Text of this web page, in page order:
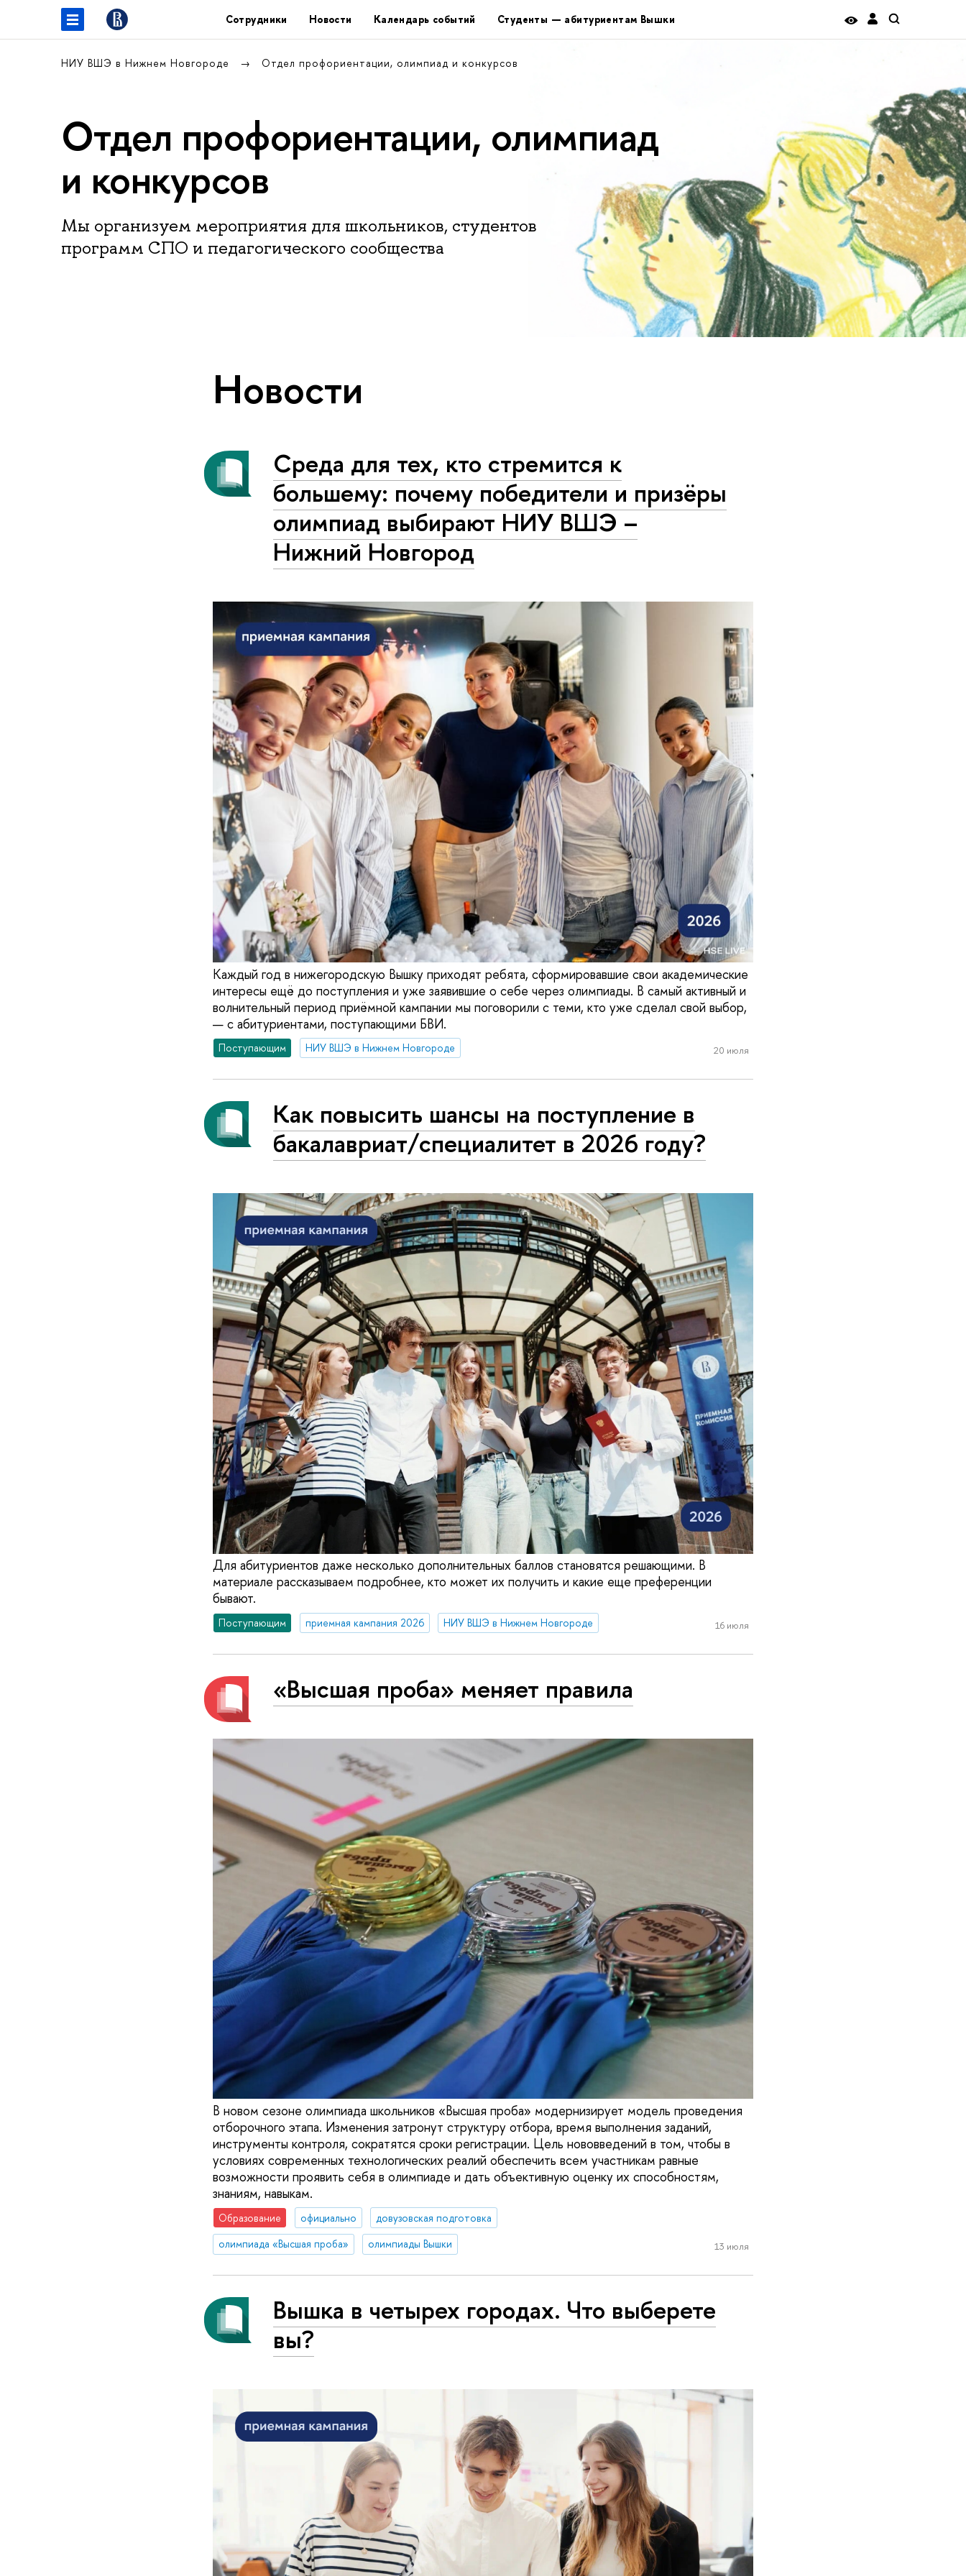
Сотрудники Новости Календарь событий Студенты — абитуриентам Вышки
НИУ ВШЭ в Нижнем Новгороде Отдел профориентации, олимпиад и конкурсов
Отдел профориентации, олимпиад
и конкурсов
Мы организуем мероприятия для школьников, студентов
программ СПО и педагогического сообщества
Новости
Среда для тех, кто стремится к
большему: почему победители и призёры
олимпиад выбирают НИУ ВШЭ –
Нижний Новгород
Каждый год в нижегородскую Вышку приходят ребята, сформировавшие свои академические
интересы ещё до поступления и уже заявившие о себе через олимпиады. В самый активный и
волнительный период приёмной кампании мы поговорили с теми, кто уже сделал свой выбор,
— с абитуриентами, поступающими БВИ.
Поступающим НИУ ВШЭ в Нижнем Новгороде 20 июля
Как повысить шансы на поступление в
бакалавриат/специалитет в 2026 году?
Для абитуриентов даже несколько дополнительных баллов становятся решающими. В
материале рассказываем подробнее, кто может их получить и какие еще преференции
бывают.
Поступающим приемная кампания 2026 НИУ ВШЭ в Нижнем Новгороде 16 июля
«Высшая проба» меняет правила
В новом сезоне олимпиада школьников «Высшая проба» модернизирует модель проведения
отборочного этапа. Изменения затронут структуру отбора, время выполнения заданий,
инструменты контроля, сократятся сроки регистрации. Цель нововведений в том, чтобы в
условиях современных технологических реалий обеспечить всем участникам равные
возможности проявить себя в олимпиаде и дать объективную оценку их способностям,
знаниям, навыкам.
Образование официально
довузовская подготовка
олимпиада «Высшая проба»
олимпиады Вышки 13 июля
Вышка в четырех городах. Что выберете
вы?